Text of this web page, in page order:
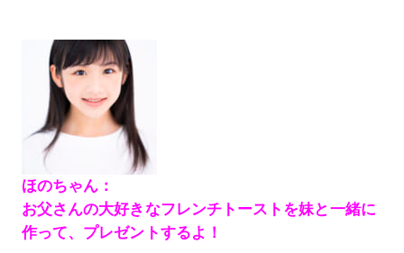
ほのちゃん：
お父さんの大好きなフレンチトーストを妹と一緒に
作って、プレゼントするよ！